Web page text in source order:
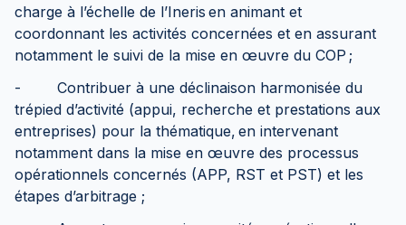
charge à l’échelle de l’Ineris en animant et
coordonnant les activités concernées et en assurant
notamment le suivi de la mise en œuvre du COP ;
- Contribuer à une déclinaison harmonisée du
trépied d’activité (appui, recherche et prestations aux
entreprises) pour la thématique, en intervenant
notamment dans la mise en œuvre des processus
opérationnels concernés (APP, RST et PST) et les
étapes d’arbitrage ;